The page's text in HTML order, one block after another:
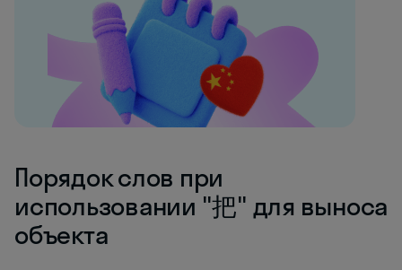
Порядок слов при
использовании "把" для выноса
объекта